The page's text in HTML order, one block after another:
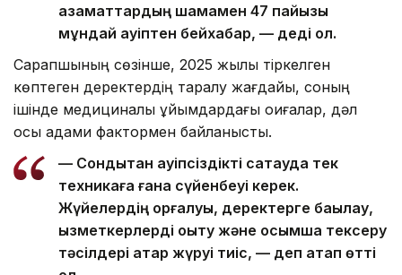
азаматтардың шамамен 47 пайызы
мұндай қауіптен бейхабар, — деді ол.
Сарапшының сөзінше, 2025 жылы тіркелген
көптеген деректердің таралу жағдайы, соның
ішінде медициналық ұйымдардағы оқиғалар, дәл
осы адами фактормен байланысты.
— Сондықтан қауіпсіздікті сақтауда тек
техникаға ғана сүйенбеуі керек.
Жүйелердің қорғалуы, деректерге бақылау,
қызметкерлерді оқыту және қосымша тексеру
тәсілдері қатар жүруі тиіс, — деп атап өтті